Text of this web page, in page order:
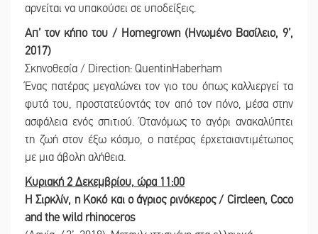
αρνείται να υπακούσει σε υποδείξεις.
Απ’ τον κήπο του / Homegrown (Ηνωμένο Βασίλειο, 9’,
2017)
Σκηνοθεσία / Direction: QuentinHaberham
Ένας πατέρας μεγαλώνει τον γιο του όπως καλλιεργεί τα
φυτά του, προστατεύοντάς τον από τον πόνο, μέσα στην
ασφάλεια ενός σπιτιού. Ότανόμως το αγόρι ανακαλύπτει
τη ζωή στον έξω κόσμο, ο πατέρας έρχεταιαντιμέτωπος
με μια άβολη αλήθεια.
Κυριακή 2 Δεκεμβρίου, ώρα 11:00
Η Σιρκλίν, η Κοκό και ο άγριος ρινόκερος / Circleen, Coco
and the wild rhinoceros